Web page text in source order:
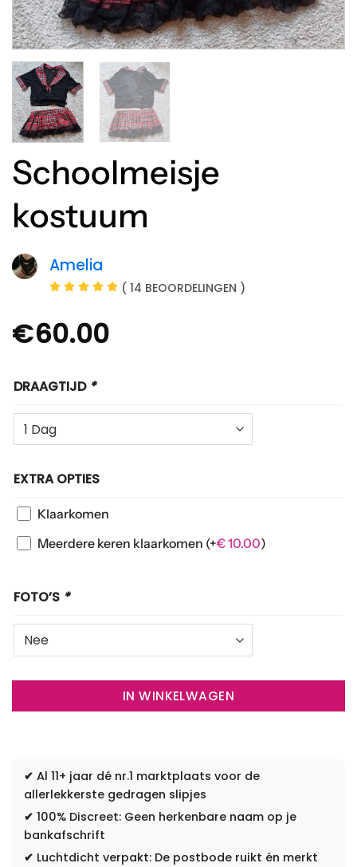
Schoolmeisje
kostuum
Amelia
( 14 BEOORDELINGEN )
€60.00
DRAAGTIJD *
EXTRA OPTIES
Klaarkomen
Meerdere keren klaarkomen (+€10.00)
FOTO’S *
IN WINKELWAGEN
✔ Al 11+ jaar dé nr.1 marktplaats voor de
allerlekkerste gedragen slipjes
✔ 100% Discreet: Geen herkenbare naam op je
bankafschrift
✔ Luchtdicht verpakt: De postbode ruikt én merkt